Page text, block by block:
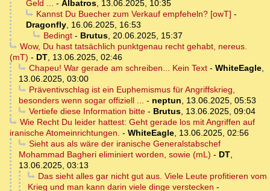
Geld ... - Albatros, 13.06.2025, 10:35
Kannst Du Buecher zum Verkauf empfeheln? [owT] -
Dragonfly, 16.06.2025, 16:53
Bedingt- Brutus, 20.06.2025, 15:37
Wow, Du hast tatsächlich punktgenau recht gehabt, nereus.
(mT) - DT, 13.06.2025, 02:46
Chapeu! War gerade am schreiben... Kein Text- WhiteEagle,
13.06.2025, 03:00
Präventivschlag ist ein Euphemismus für Angriffskrieg,
besonders wenn sogar offiziell ... - neptun, 13.06.2025, 05:53
Vertiefe diese Information bitte- Brutus, 13.06.2025, 09:04
Wie Recht Du leider hattest: Geht gerade los mit Angriffen auf
iranische Atomeinrichtungen. - WhiteEagle, 13.06.2025, 02:56
Sieht aus als wäre der iranische Generalstabschef
Mohammad Bagheri eliminiert worden, sowie (mL) - DT,
13.06.2025, 03:13
Das sieht alles gar nicht gut aus. Viele Leute profitieren vom
Krieg und man kann darin viele dinge verstecken -